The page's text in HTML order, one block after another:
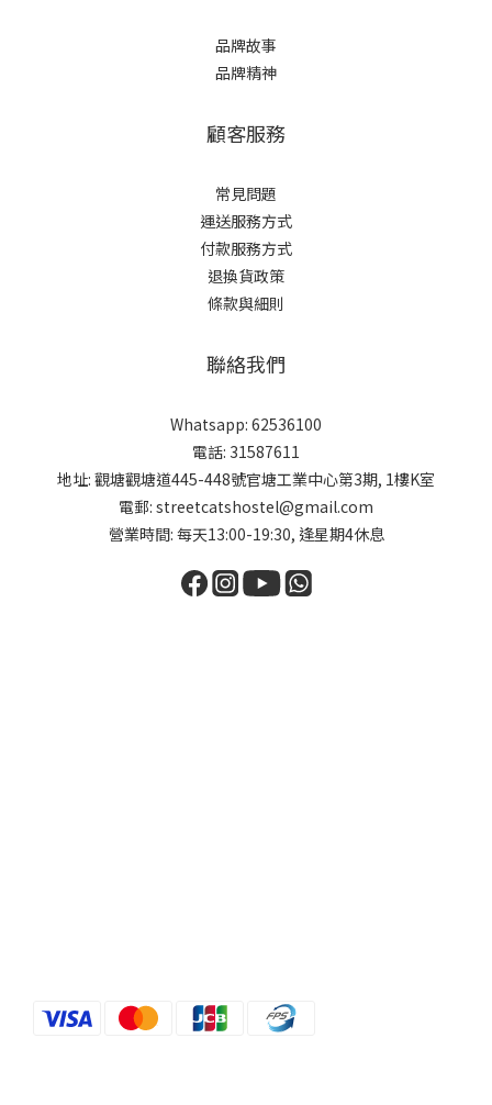
品牌故事
品牌精神
顧客服務
常見問題
運送服務方式
付款服務方式
退換貨政策
條款與細則
聯絡我們
Whatsapp: 62536100
電話: 31587611
地址: 觀塘觀塘道445-448號官塘工業中心第3期, 1樓K室
電郵: streetcatshostel@gmail.com
營業時間: 每天13:00-19:30, 逢星期4休息